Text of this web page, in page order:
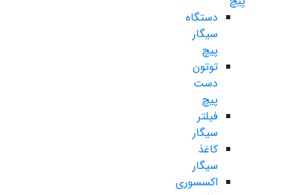
دستگاه
سیگار
پیچ
توتون
دست
پیچ
فیلتر
سیگار
کاغذ
سیگار
اکسسوری